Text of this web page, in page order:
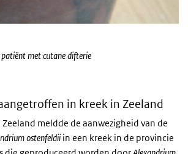
patiënt met cutane difterie
in kreek in Zeeland
meldde de aanwezigheid van de
ostenfeldii in een kreek in de provincie